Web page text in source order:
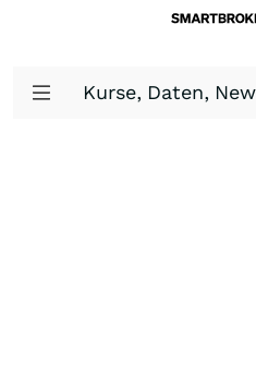
Kurse, Daten,